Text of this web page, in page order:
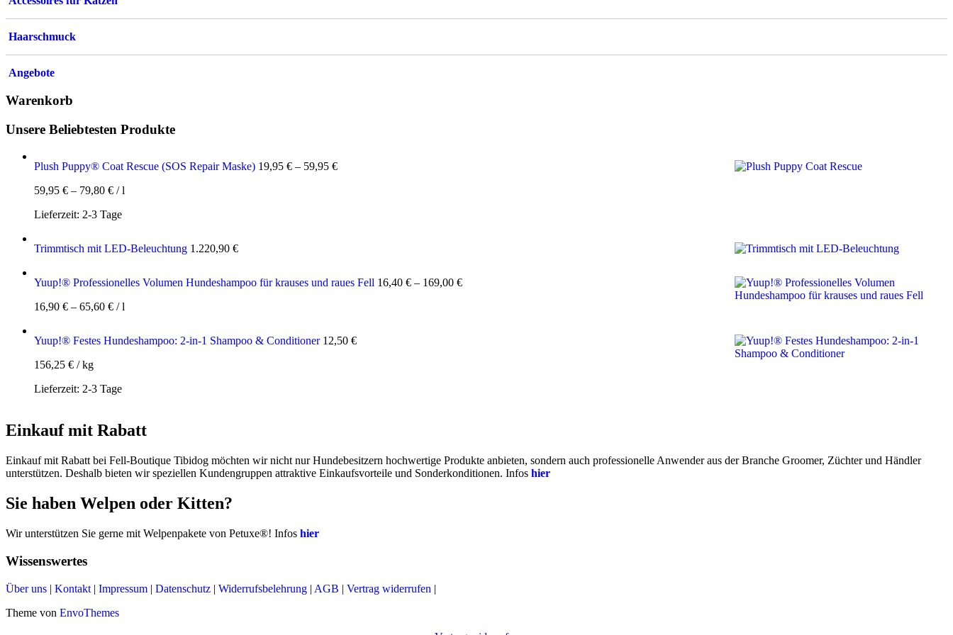
Haarschmuck
Angebote
Warenkorb
Unsere Beliebtesten Produkte
Plush Puppy® Coat Rescue (SOS Repair Maske) 19,95 € – 59,95 €
59,95 € – 79,80 € /l
Lieferzeit: 2-3 Tage
Trimmtisch mit LED-Beleuchtung 1.220,90 €
Yuup!® Professionelles Volumen Hundeshampoo für krauses und raues Fell 16,40 € – 169,00 €
16,90 € – 65,60 € /l
Yuup!® Festes Hundeshampoo: 2-in-1 Shampoo & Conditioner 12,50 €
156,25 € /kg
Lieferzeit: 2-3 Tage
Einkauf mit Rabatt
Einkauf mit Rabatt bei Fell-Boutique Tibidog möchten wir nicht nur Hundebesitzern hochwertige Produkte anbieten, sondern auch professionelle Anwender aus der Branche Groomer, Züchter und Händler
unterstützen. Deshalb bieten wir speziellen Kundengruppen attraktive Einkaufsvorteile und Sonderkonditionen. Infos hier
Sie haben Welpen oder Kitten?
Wir unterstützen Sie gerne mit Welpenpakete von Petuxe®! Infos hier
Wissenswertes
Über uns | Kontakt | Impressum | Datenschutz | Widerrufsbelehrung | AGB | Vertrag widerrufen |
Theme von EnvoThemes